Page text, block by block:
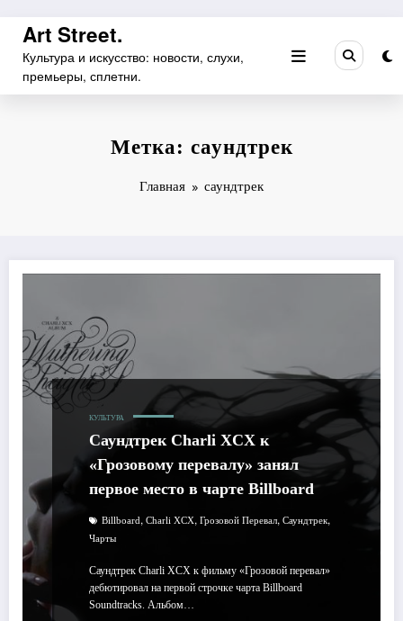
Перейти
содержимому
Art Street.
Культура и искусство: новости, слухи,
премьеры, сплетни.
Метка: саундтрек
Главная саундтрек
КУЛЬТУРА
Саундтрек Charli XCX к
«Грозовому перевалу» занял
первое место в чарте Billboard
Billboard , Charli XCX, Грозовой Перевал, Саундтрек,
Чарты
Саундтрек Charli XCX к фильму «Грозовой перевал»
дебютировал на первой строчке чарта Billboard
Soundtracks. Альбом…